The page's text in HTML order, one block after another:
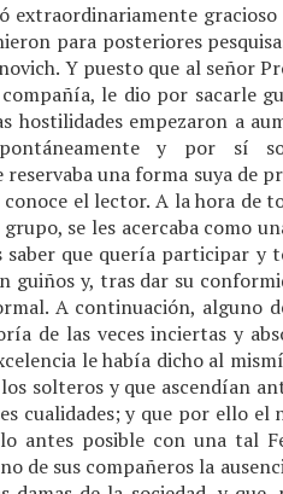
extraordinariamente
para posteriores
Y puesto que al señor
le dio por sacarle
hostilidades empezaron a
y por sí
una forma suya de
el lector. A la hora de
se les acercaba como
saber que quería participar
guiños y, tras dar su
A continuación, alguno
de las veces inciertas y
le había dicho al
solteros y que ascendían
cualidades; y que por ello el
posible con una tal
de sus compañeros la